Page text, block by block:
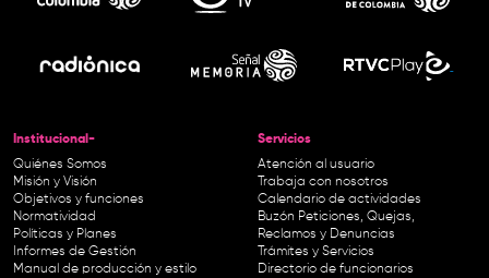
Institucional-
Quiénes Somos
Misión y Visión
Objetivos y funciones
Normatividad
Políticas y Planes
Informes de Gestión
Manual de producción y estilo
Servicios
Atención al usuario
Trabaja con nosotros
Calendario de actividades
Buzón Peticiones, Quejas,
Reclamos y Denuncias
Trámites y Servicios
Directorio de funcionarios